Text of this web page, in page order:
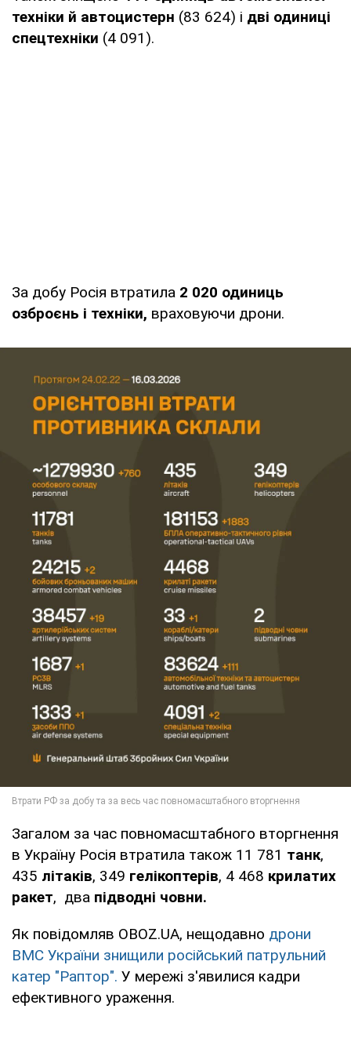
техніки й автоцистерн (83 624) і дві одиниці
спецтехніки (4 091).
За добу Росія втратила 2 020 одиниць
озброєнь і техніки, враховуючи дрони.
Загалом за час повномасштабного вторгнення
в Україну Росія втратила також 11 781 танк,
435 літаків, 349 гелікоптерів, 4 468 крилатих
ракет, два підводні човни.
Як повідомляв OBOZ.UA, нещодавно дрони
ВМС України знищили російський патрульний
катер "Раптор". У мережі з'явилися кадри
ефективного ураження.